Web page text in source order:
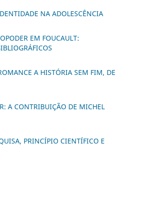
NA ADOLESCÊNCIA
EM FOUCAULT:
A HISTÓRIA SEM FIM, DE
A CONTRIBUIÇÃO DE MICHEL
PRINCÍPIO CIENTÍFICO E